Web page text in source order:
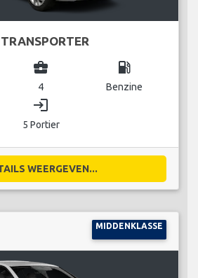
business_center
4
local_gas_station
Benzine
login
5 Portier
WEERGEVEN...
MIDDENKLASSE